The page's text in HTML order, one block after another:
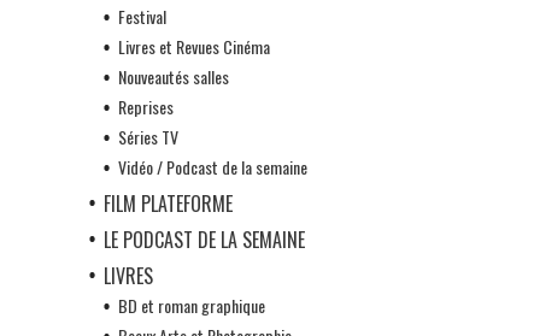
Festival
Livres et Revues Cinéma
Nouveautés salles
Reprises
Séries TV
Vidéo / Podcast de la semaine
FILM PLATEFORME
LE PODCAST DE LA SEMAINE
LIVRES
BD et roman graphique